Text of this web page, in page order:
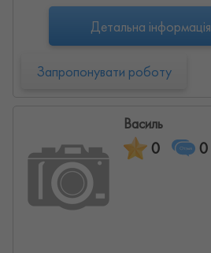
Детальна інформація
Запропонувати роботу
Василь
0 0